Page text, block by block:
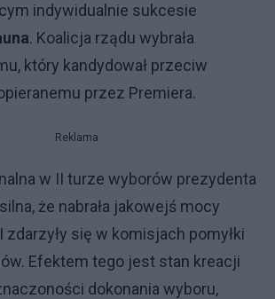
indywidualnie sukcesie
. Koalicja rządu wybrała
który kandydował przeciw
przez Premiera.
Reklama
w II turze wyborów prezydenta
że nabrała jakowejś mocy
się w komisjach pomyłki
Efektem tego jest stan kreacji
dokonania wyboru,